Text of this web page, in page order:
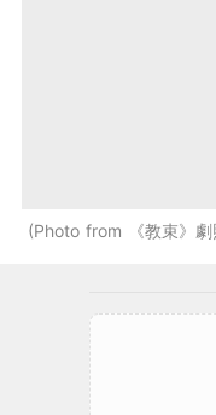
Photo from 《教束》劇